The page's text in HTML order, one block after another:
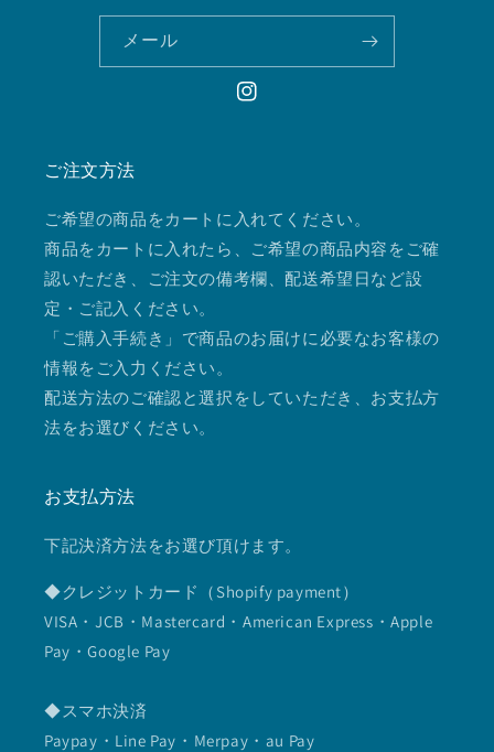
メール
Instagram
ご注文方法
ご希望の商品をカートに入れてください。
商品をカートに入れたら、ご希望の商品内容をご確
認いただき、ご注文の備考欄、配送希望日など設
定・ご記入ください。
「ご購入手続き」で商品のお届けに必要なお客様の
情報をご入力ください。
配送方法のご確認と選択をしていただき、お支払方
法をお選びください。
お支払方法
下記決済方法をお選び頂けます。
◆クレジットカード（Shopify payment）
VISA・JCB・Mastercard・American Express・Apple
Pay・Google Pay
◆スマホ決済
Paypay・Line Pay・Merpay・au Pay